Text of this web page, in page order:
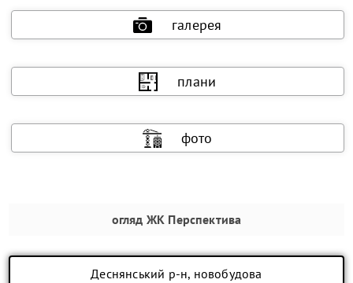
галерея
плани
фото
огляд ЖК Перспектива
Деснянський р-н, новобудова